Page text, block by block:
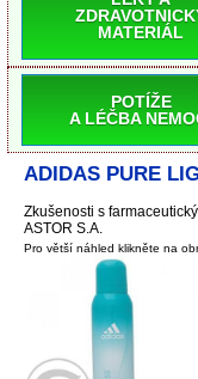
MATERIÁL
POTÍŽE
A LÉČBA
ADIDAS PURE
Zkušenosti s
ASTOR S.A.
Pro větší náhled klikněte na